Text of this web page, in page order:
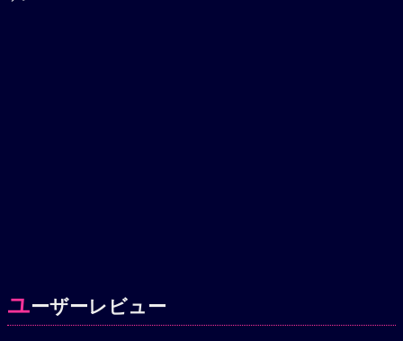
ユーザーレビュー